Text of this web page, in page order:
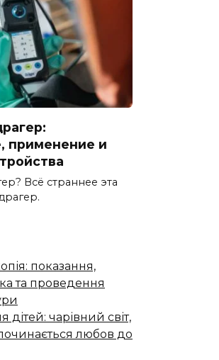
применение и
Всё страннее эта
показання,
та проведення
дітей: чарівний світ,
любов до